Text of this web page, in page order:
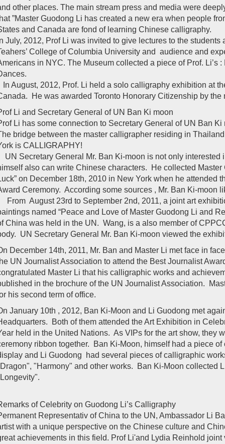
other places. The main stream press and media were
”Master Guodong Li has created a new era when people
and Canada are fond of learning Chinese calligraphy.
July, 2012, Prof Li was invited to give lectures to the students
College of Columbia University and audience and
in NYC. The Museum collected a piece of Prof. Li’s
August, 2012, Prof. Li held a solo calligraphy exhibition at
He was awarded Toronto Honorary Citizenship by
Li and Secretary General of UN Ban Ki moon
Li has some connection to Secretary General of UN Ban Ki
bridge between the master calligrapher residing in
is CALLIGRAPHY!
Secretary General Mr. Ban Ki-moon is not only interested
also can write Chinese characters. He collected Master
on December 18th, 2010 in New York when he attended
Ceremony. According some sources , Mr. Ban Ki-moon
August 23rd to September 2nd, 2011, a joint art
named “Peace and Love of Master Guodong Li and
China was held in the UN. Wang, is a also member of
UN Secretary General Mr. Ban Ki-moon viewed the
December 14th, 2011, Mr. Ban and Master Li met face in
UN Journalist Association to attend the Best Journalist
Master Li that his calligraphic works and
in the brochure of the UN Journalist Association.
his second term of office.
January 10th , 2012, Ban Ki-Moon and Li Guodong met
Both of them attended the Art Exhibition in
held in the United Nations. As VIPs for the art show, they
ribbon together. Ban Ki-Moon, himself had a piece of
and Li Guodong had several pieces of calligraphic
"Harmony" and other works. Ban Ki-Moon collected
of Celebrity on Guodong Li’s Calligraphy
Representativ of China to the UN, Ambassador Li
with a unique perspective on the Chinese culture and
achievements in this field. Prof Li'and Lydia Reinhold joint